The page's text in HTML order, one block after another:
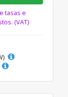
tasas e
(VAT)